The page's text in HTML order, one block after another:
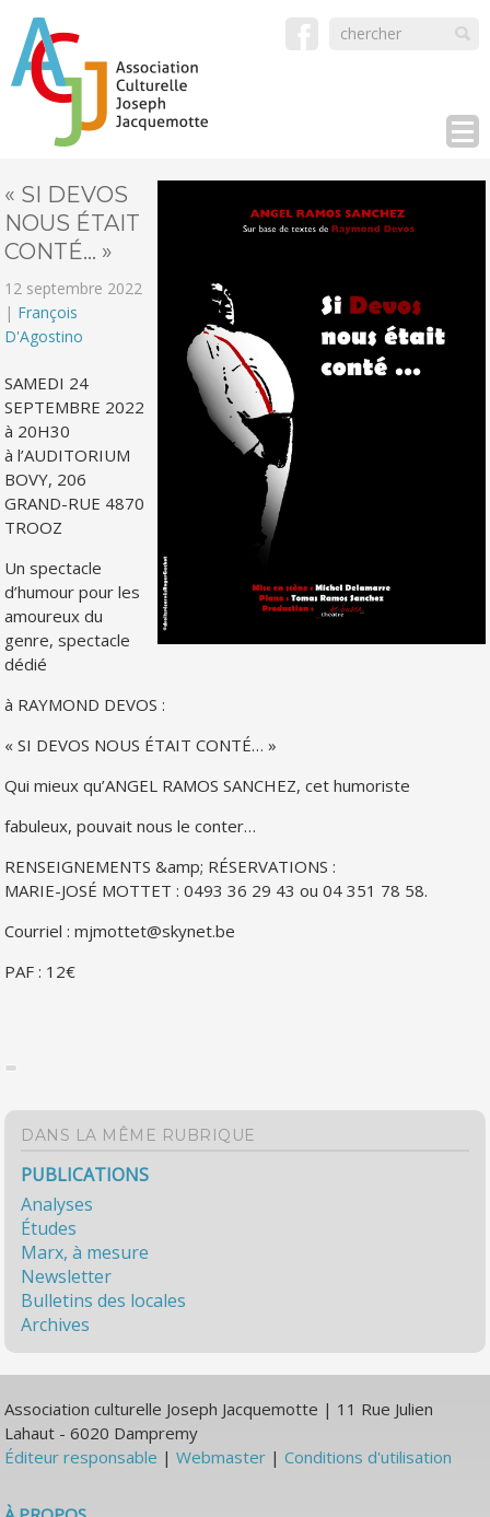
« SI DEVOS
NOUS ÉTAIT
CONTÉ… »
12 septembre 2022
| François
D'Agostino
SAMEDI 24
SEPTEMBRE 2022
à 20H30
à l’AUDITORIUM
BOVY, 206
GRAND-RUE 4870
TROOZ
Un spectacle
d’humour pour les
amoureux du
genre, spectacle
dédié
à RAYMOND DEVOS :
« SI DEVOS NOUS ÉTAIT CONTÉ… »
Qui mieux qu’ANGEL RAMOS SANCHEZ, cet humoriste
fabuleux, pouvait nous le conter…
RENSEIGNEMENTS &amp; RÉSERVATIONS :
MARIE-JOSÉ MOTTET : 0493 36 29 43 ou 04 351 78 58.
Courriel : mjmottet@skynet.be
PAF : 12€
DANS LA MÊME RUBRIQUE
PUBLICATIONS
Analyses
Études
Marx, à mesure
Newsletter
Bulletins des locales
Archives
Association culturelle Joseph Jacquemotte | 11 Rue Julien
Lahaut - 6020 Dampremy
Éditeur responsable |Webmaster |Conditions d'utilisation